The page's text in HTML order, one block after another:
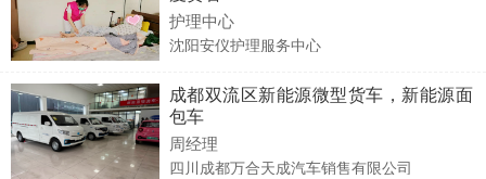
护理中心
沈阳安仪护理服务中心
成都双流区新能源微型货车，新能源面
包车
周经理
四川成都万合天成汽车销售有限公司